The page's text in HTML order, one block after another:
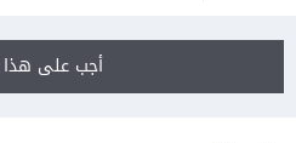
أجب على هذا